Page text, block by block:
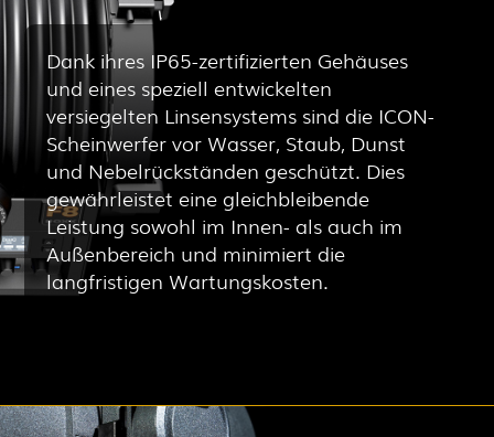
Dank ihres IP65-zertifizierten Gehäuses
und eines speziell entwickelten
versiegelten Linsensystems sind die ICON-
Scheinwerfer vor Wasser, Staub, Dunst
und Nebelrückständen geschützt. Dies
gewährleistet eine gleichbleibende
Leistung sowohl im Innen- als auch im
Außenbereich und minimiert die
langfristigen Wartungskosten.